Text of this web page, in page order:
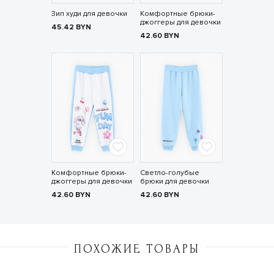
Зип худи для девочки
45.42 BYN
Комфортные брюки-
джоггеры для девочки
42.60 BYN
Комфортные брюки-
джоггеры для девочки
42.60 BYN
Светло-голубые
брюки для девочки
42.60 BYN
ПОХОЖИЕ ТОВАРЫ